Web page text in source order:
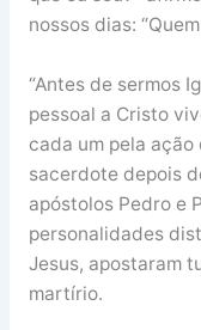
nossos dias:
“Antes de sermos
pessoal a Cristo
cada um pela ação
sacerdote depois
apóstolos Pedro e
personalidades
Jesus, apostaram
martírio.